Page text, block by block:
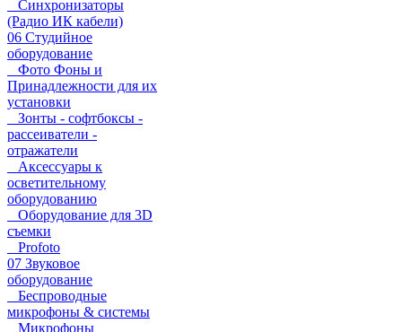
Синхронизаторы
(Радио ИК кабели)
06 Студийное
оборудование
Фото Фоны и
Принадлежности для их
установки
Зонты - софтбоксы -
рассеиватели -
отражатели
Аксессуары к
осветительному
оборудованию
Оборудование для 3D
съемки
Profoto
07 Звуковое
оборудование
Беспроводные
микрофоны & системы
Микрофоны